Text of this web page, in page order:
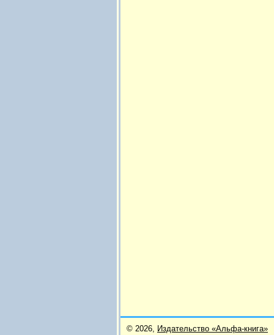
© 2026, Издательство «Альфа-книга»